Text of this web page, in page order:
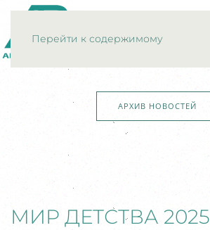
Перейти к содержимому
АРХИВ НОВОСТЕЙ
МИР ДЕТСТВА 2025